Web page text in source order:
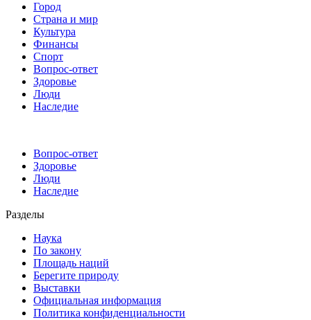
Город
Страна и мир
Культура
Финансы
Спорт
Вопрос-ответ
Здоровье
Люди
Наследие
Вопрос-ответ
Здоровье
Люди
Наследие
Разделы
Наука
По закону
Площадь наций
Берегите природу
Выставки
Официальная информация
Политика конфиденциальности